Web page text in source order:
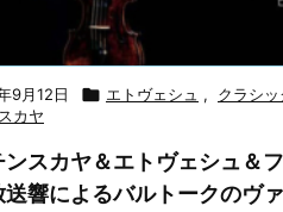
9月12日  エトヴェシュ , クラシ
カヤ
ンスカヤ＆エトヴェシュ＆
送響によるバルトークのヴ